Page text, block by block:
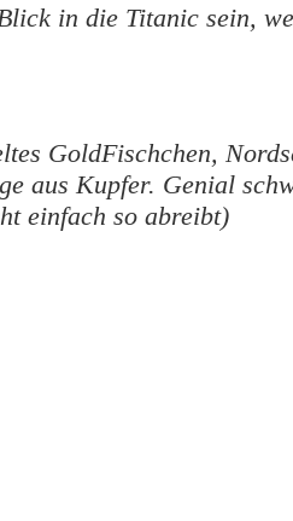
in die Titanic sein,
GoldFischchen,
aus Kupfer. Genial
einfach so abreibt)